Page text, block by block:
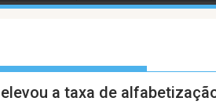
a taxa de